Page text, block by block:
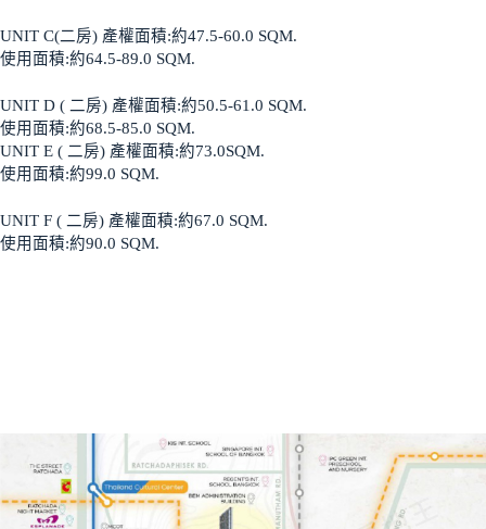
UNIT C(二房) 產權面積:約47.5-60.0 SQM.
使用面積:約64.5-89.0 SQM.
UNIT D ( 二房) 產權面積:約50.5-61.0 SQM.
使用面積:約68.5-85.0 SQM.
UNIT E ( 二房) 產權面積:約73.0SQM.
使用面積:約99.0 SQM.
UNIT F ( 二房) 產權面積:約67.0 SQM.
使用面積:約90.0 SQM.